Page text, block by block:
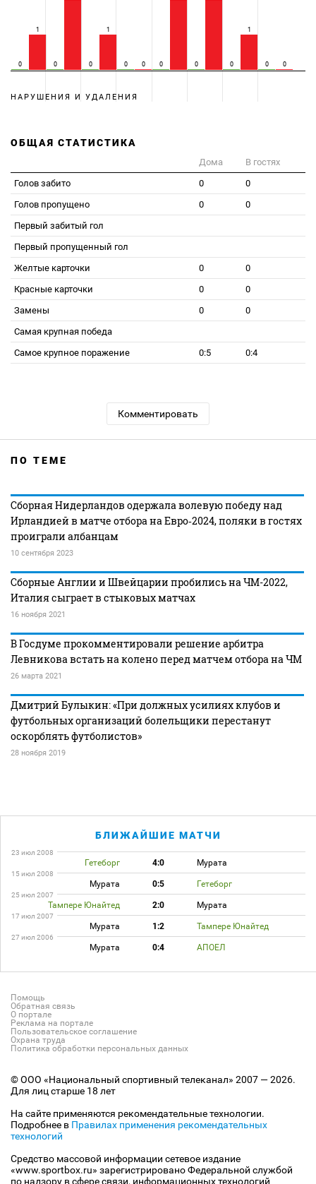
0
1
0 0
1
0 0 0 0 0
1
0 0
НАРУШЕНИЯ И УДАЛЕНИЯ
ОБЩАЯ СТАТИСТИКА
Дома
В гостях
Голов забито
0
0
Голов пропущено
0
0
Первый забитый гол
Первый пропущенный гол
Желтые карточки
0
0
Красные карточки
0
0
Замены
0
0
Самая крупная победа
Самое крупное поражение
0:5 0:4
Комментировать
ПО ТЕМЕ
Сборная Нидерландов одержала волевую победу над
Ирландией в матче отбора на Евро‑2024, поляки в гостях
проиграли албанцам
10 сентября 2023
Сборные Англии и Швейцарии пробились на ЧМ-2022,
Италия сыграет в стыковых матчах
16 ноября 2021
В Госдуме прокомментировали решение арбитра
Левникова встать на колено перед матчем отбора на ЧМ
26 марта 2021
Дмитрий Булыкин: «При должных усилиях клубов и
футбольных организаций болельщики перестанут
оскорблять футболистов»
28 ноября 2019
БЛИЖАЙШИЕ МАТЧИ
23 июл 2008
Гетеборг 4:0 Мурата
15 июл 2008
Мурата 0:5 Гетеборг
25 июл 2007
Тампере Юнайтед 2:0 Мурата
17 июл 2007
Мурата 1:2 Тампере Юнайтед
27 июл 2006
Мурата 0:4 АПОЕЛ
Помощь
Обратная связь
О портале
Реклама на портале
Пользовательское соглашение
Охрана труда
Политика обработки персональных данных
© ООО «Национальный спортивный телеканал» 2007 — 2026.
Для лиц старше 18 лет
На сайте применяются рекомендательные технологии.
Подробнее в Правилах применения рекомендательных
технологий
Средство массовой информации сетевое издание
«www.sportbox.ru» зарегистрировано Федеральной службой
по надзору в сфере связи, информационных технологий